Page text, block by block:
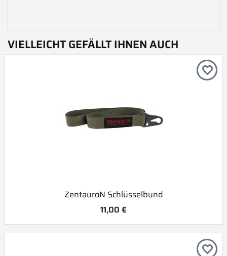
VIELLEICHT GEFÄLLT IHNEN AUCH
ZentauroN Schlüsselbund
11,00 €
favorite_border
favorite_border